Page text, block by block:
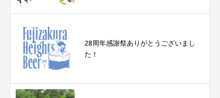
28周年感謝祭ありがとうございまし
た！